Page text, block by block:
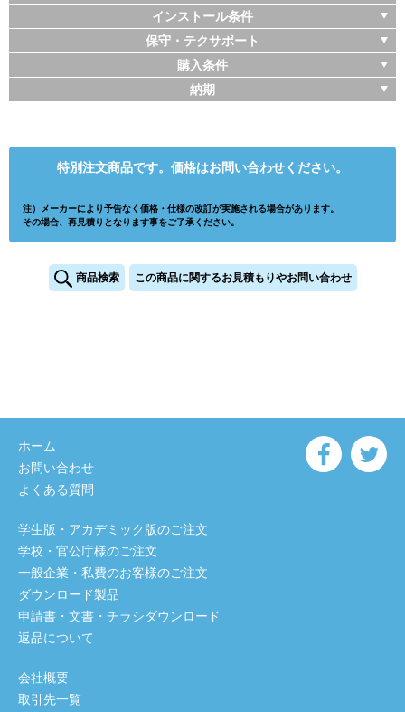
インストール条件
保守・テクサポート
購入条件
納期
特別注文商品です。価格はお問い合わせください。
注）メーカーにより予告なく価格・仕様の改訂が実施される場合があります。
その場合、再見積りとなります事をご了承ください。
商品検索 この商品に関するお見積もりやお問い合わせ
ホーム
お問い合わせ
よくある質問
学生版・アカデミック版のご注文
学校・官公庁様のご注文
一般企業・私費のお客様のご注文
ダウンロード製品
申請書・文書・チラシダウンロード
返品について
会社概要
取引先一覧